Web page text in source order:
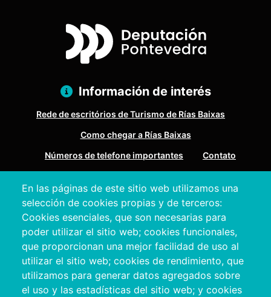
En las páginas de este sitio web utilizamos una
selección de cookies propias y de terceros:
Cookies esenciales, que son necesarias para
poder utilizar el sitio web; cookies funcionales,
que proporcionan una mejor facilidad de uso al
utilizar el sitio web; cookies de rendimiento, que
utilizamos para generar datos agregados sobre
el uso y las estadísticas del sitio web; y cookies
Información de interés
Rede de escritórios de Turismo de Rías Baixas
Como chegar a Rías Baixas
Números de telefone importantes
Contato
Pazo Deputación Provincial. Avda. Montero Ríos, s/n - 36071
Pontevedra
+34 986 804 100 | +34 986 804 124